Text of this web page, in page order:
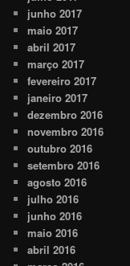
junho 2017
maio 2017
abril 2017
março 2017
fevereiro 2017
janeiro 2017
dezembro 2016
novembro 2016
outubro 2016
setembro 2016
agosto 2016
julho 2016
junho 2016
maio 2016
abril 2016